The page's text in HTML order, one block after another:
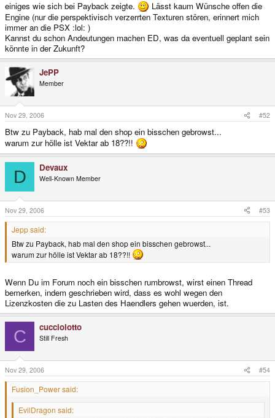
einiges wie sich bei Payback zeigte.
Lässt kaum Wünsche offen die
Engine (nur die perspektivisch verzerrten Texturen stören, erinnert mich
immer an die PSX :lol: )
Kannst du schon Andeutungen machen ED, was da eventuell geplant sein
könnte in der Zukunft?
JePP
Member
Nov 29, 2006 #52
Btw zu Payback, hab mal den shop ein bisschen gebrowst...
warum zur hölle ist Vektar ab 18??!!
D Devaux
Well-Known Member
Nov 29, 2006 #53
Jepp said:
Btw zu Payback, hab mal den shop ein bisschen gebrowst...
warum zur hölle ist Vektar ab 18??!!
Wenn Du im Forum noch ein bisschen rumbrowst, wirst einen Thread
bemerken, indem geschrieben wird, dass es wohl wegen den
Lizenzkosten die zu Lasten des Haendlers gehen wuerden, ist.
C cucciolotto
Still Fresh
Nov 29, 2006 #54
Fusion_Power said:
EvilDragon said: